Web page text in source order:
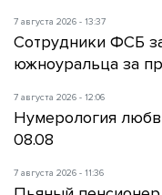
7 августа 2026 - 13:37
Сотрудники ФСБ
южноуральца за
7 августа 2026 - 12:06
Нумерология
08.08
7 августа 2026 - 11:36